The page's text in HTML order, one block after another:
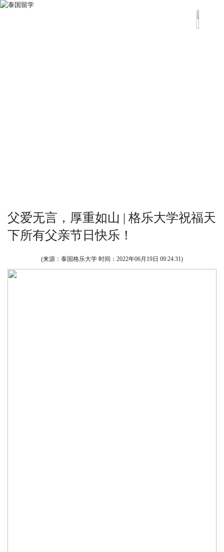
父爱无言，厚重如山 | 格乐大学祝福天
下所有父亲节日快乐！
(来源：泰国格乐大学 时间： 2022年06月19日 09:24:31)